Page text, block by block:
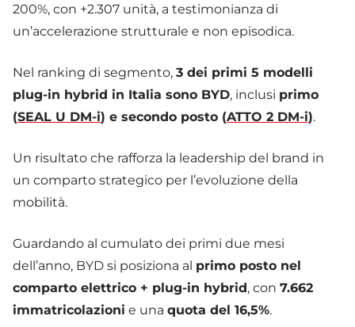
200%, con +2.307 unità, a testimonianza di
un’accelerazione strutturale e non episodica.
Nel ranking di segmento, 3 dei primi 5 modelli
plug-in hybrid in Italia sono BYD, inclusi primo
(SEAL U DM-i) e secondo posto (ATTO 2 DM-i).
Un risultato che rafforza la leadership del brand in
un comparto strategico per l’evoluzione della
mobilità.
Guardando al cumulato dei primi due mesi
dell’anno, BYD si posiziona al primo posto nel
comparto elettrico + plug-in hybrid, con 7.662
immatricolazioni e una quota del 16,5%.